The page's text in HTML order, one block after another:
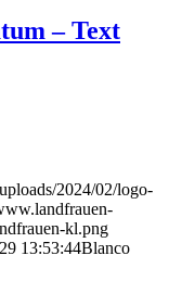
– Text
2024/02/logo-
kl.png
13:53:44Blanco